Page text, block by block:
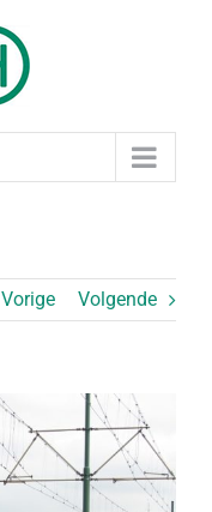
Vorige Volgende